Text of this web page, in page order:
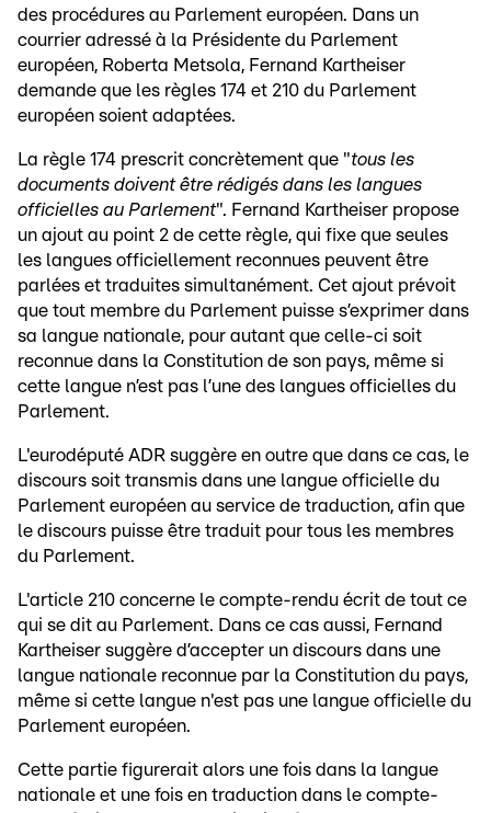
des procédures au Parlement européen. Dans un
courrier adressé à la Présidente du Parlement
européen, Roberta Metsola, Fernand Kartheiser
demande que les règles 174 et 210 du Parlement
européen soient adaptées.
La règle 174 prescrit concrètement que "tous les
documents doivent être rédigés dans les langues
officielles au Parlement". Fernand Kartheiser propose
un ajout au point 2 de cette règle, qui fixe que seules
les langues officiellement reconnues peuvent être
parlées et traduites simultanément. Cet ajout prévoit
que tout membre du Parlement puisse s’exprimer dans
sa langue nationale, pour autant que celle-ci soit
reconnue dans la Constitution de son pays, même si
cette langue n’est pas l’une des langues officielles du
Parlement.
L'eurodéputé ADR suggère en outre que dans ce cas, le
discours soit transmis dans une langue officielle du
Parlement européen au service de traduction, afin que
le discours puisse être traduit pour tous les membres
du Parlement.
L'article 210 concerne le compte-rendu écrit de tout ce
qui se dit au Parlement. Dans ce cas aussi, Fernand
Kartheiser suggère d’accepter un discours dans une
langue nationale reconnue par la Constitution du pays,
même si cette langue n'est pas une langue officielle du
Parlement européen.
Cette partie figurerait alors une fois dans la langue
nationale et une fois en traduction dans le compte-